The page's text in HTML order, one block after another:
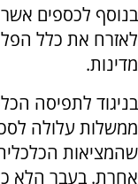
בנוסף לכספים אשר
לאזרח את כלל
מדינות.
בניגוד לתפיסה
ממשלות עלולה
שהמציאות
אחרת. בעבר הלא